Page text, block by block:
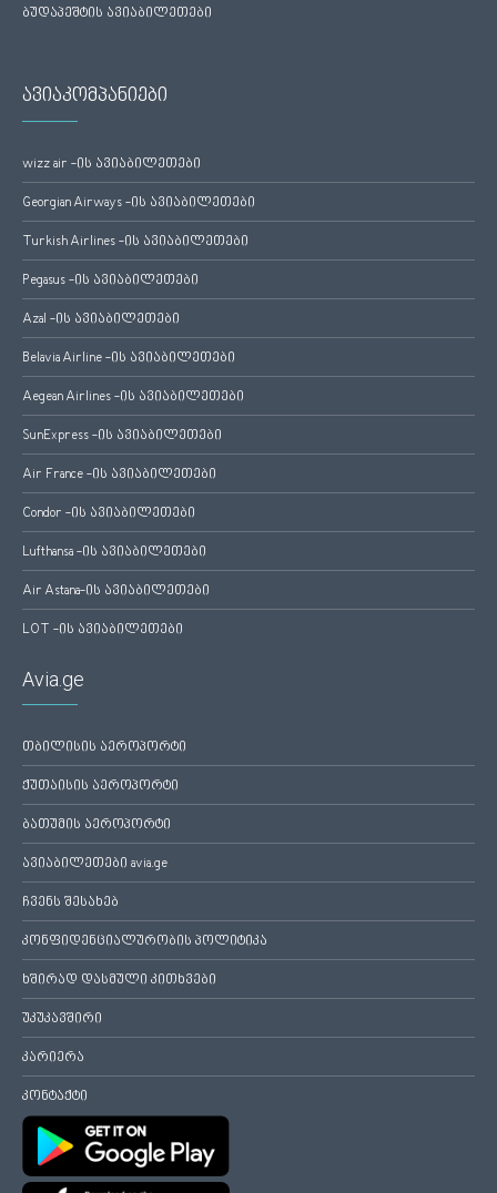
ბუდაპეშტის ავიაბილეთები
ავიაკომპანიები
wizz air -ის ავიაბილეთები
Georgian Airways -ის ავიაბილეთები
Turkish Airlines -ის ავიაბილეთები
Pegasus -ის ავიაბილეთები
Azal -ის ავიაბილეთები
Belavia Airline -ის ავიაბილეთები
Aegean Airlines -ის ავიაბილეთები
SunExpress -ის ავიაბილეთები
Air France -ის ავიაბილეთები
Condor -ის ავიაბილეთები
Lufthansa -ის ავიაბილეთები
Air Astana-ის ავიაბილეთები
LOT -ის ავიაბილეთები
Avia.ge
თბილისის აეროპორტი
ქუთაისის აეროპორტი
ბათუმის აეროპორტი
ავიაბილეთები avia.ge
ჩვენს შესახებ
კონფიდენციალურობის პოლიტიკა
ხშირად დასმული კითხვები
უკუკავშირი
კარიერა
კონტაქტი